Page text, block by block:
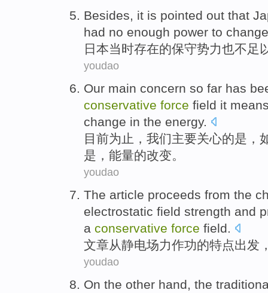
Besides, it is pointed out that
had no enough power to change
日本当时存在的保守势力也不足
youdao
Our main concern so far has
conservative force field it
change in the energy.
目前为止， 我们主要关心的是，
是 ，能量的改变。
youdao
The article proceeds from the
electrostatic field strength and
a conservative force field.
文章从静电场力作功的特点出发
youdao
On the other hand, the